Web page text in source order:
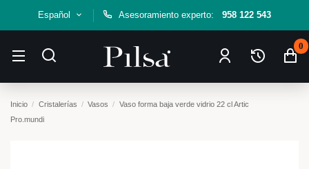
Español Asesoramiento experto: 958 122 543
0
Inicio Cristalerías Vasos
Vaso forma baja verde vidrio 22 cl Artic
Pro.mundi